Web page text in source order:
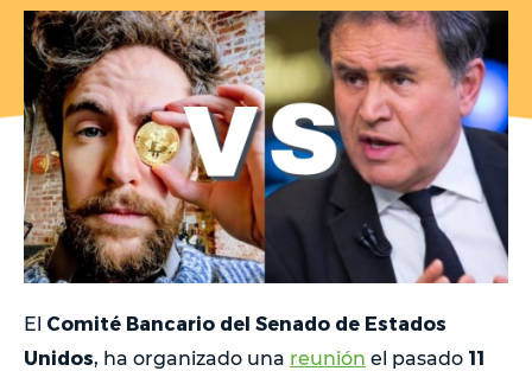
El Comité Bancario del Senado de Estados
Unidos, ha organizado una reunión el pasado 11